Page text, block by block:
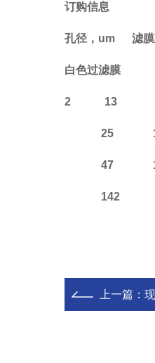
订购信息
孔径，um 滤膜
白色过滤膜
2 13
25
47
142
上一篇：